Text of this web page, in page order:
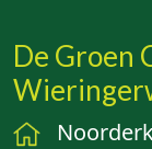
De Groen